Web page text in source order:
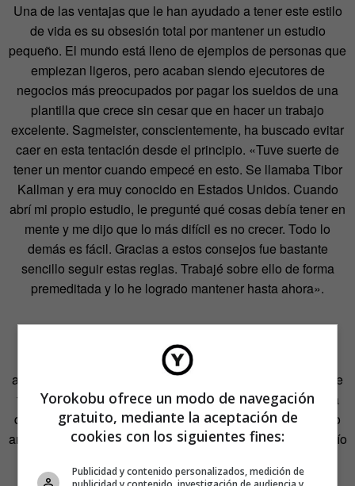
Una de las ventajas que le han ayudado a tener este estilo
de vida es su obsesión total por mantener un estudio
pequeño. El mundo está lleno de ejemplos de personas que
empiezan ligeros, pero acaban siendo ejecutores de
negocios más preocupados por pagar los sueldos de una
plantilla que crece sin cesar que en hacer un trabajo
excelente. Sagmeister, conscientemente, ha buscado evitar
caer en esta tentación desde el principio. «Tuve suerte de
tener un mentor cuando empecé en esto. Se llamaba Tibor
Kallman y era muy conocido en Estados Unidos. Cuando
abrí mi propio estudio, le pregunté qué cosas debía tener en
mente y me dijo que lo más difícil es no crecer. Todo lo
demás es fácil. Gracias a estos consejos fue bastante
sencillo seguir estas reglas. Trabajé sobre ello de forma
premeditada y lo he logrado mantener hasta ahora».
Hoy tiene contratado a un diseñador, a una persona de
administración y a becarios que entran y salen en ciclos de
tres meses. «El otro día estaba cenando con una persona
que tiene una plantilla de 1.000 trabajadores. Tardó cuatro
años en cambiar cómo tratar el color en el estudio. En el mío
Yorokobu ofrece un modo de navegación
gratuito, mediante la aceptación de
cookies con los siguientes fines:
Publicidad y contenido personalizados, medición de